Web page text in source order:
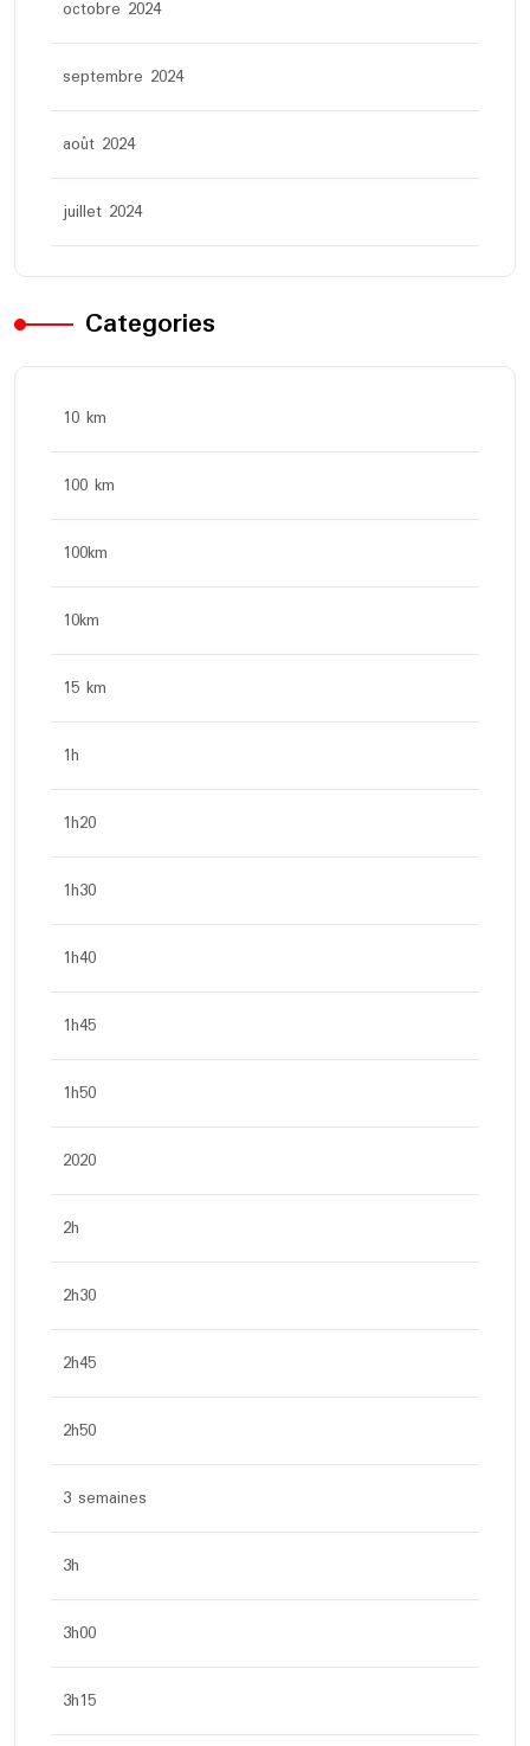
octobre 2024
septembre 2024
août 2024
juillet 2024
Categories
10 km
100 km
100km
10km
15 km
1h
1h20
1h30
1h40
1h45
1h50
2020
2h
2h30
2h45
2h50
3 semaines
3h
3h00
3h15